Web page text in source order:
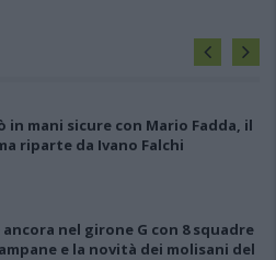
in mani sicure con Mario Fadda, il
riparte da Ivano Falchi
ancora nel girone G con 8 squadre
e la novità dei molisani del